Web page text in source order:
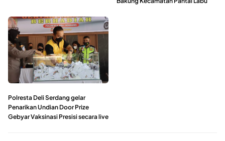
Polresta Deli Serdang gelar
Penarikan Undian Door Prize
Gebyar Vaksinasi Presisi secara live